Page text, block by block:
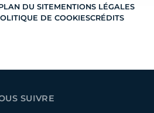
DU SITEMENTIONS LÉGALES
DE COOKIESCRÉDITS
SUIVRE